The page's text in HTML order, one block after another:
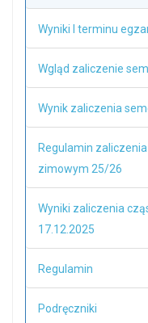
Wyniki I terminu
Wgląd zaliczenie
Wynik zaliczenia
Regulamin
zimowym 25/26
Wyniki zaliczenia
17.12.2025
Regulamin
Podręczniki